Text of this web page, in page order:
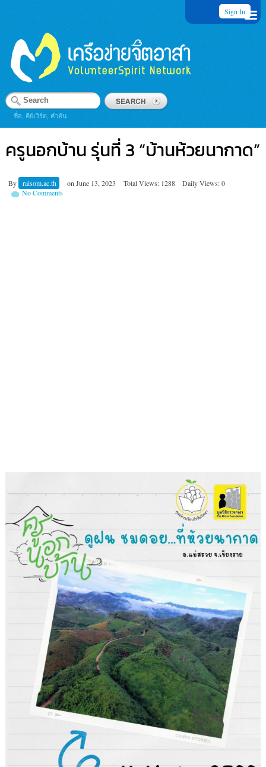
Sign In
ชื่อ, คีย์เวิร์ด, คำค้น
ครูนอกบ้าน รุ่นที่ 3 “บ้านห้วยนากาด”
By raisom.ac.th on June 13, 2023 Total Views: 1288
Daily Views: 0
No Comments